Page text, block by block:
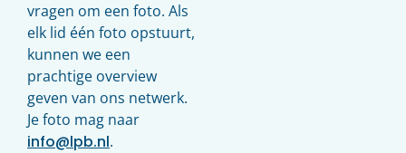
vragen om een foto. Als
elk lid één foto opstuurt,
kunnen we een
prachtige overview
geven van ons netwerk.
Je foto mag naar
info@lpb.nl.